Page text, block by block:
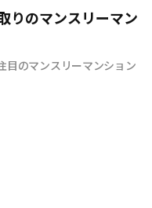
からこそ知って欲しい
でも安く抑える事に
いただきたいから。
りのマンスリーマン
目のマンスリーマンション